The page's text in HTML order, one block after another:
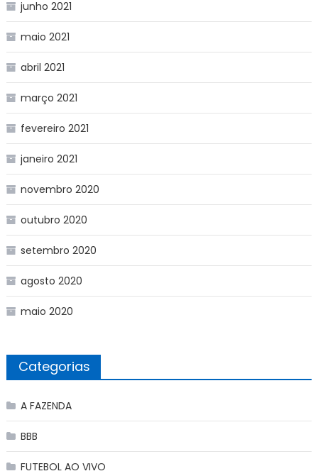
junho 2021
maio 2021
abril 2021
março 2021
fevereiro 2021
janeiro 2021
novembro 2020
outubro 2020
setembro 2020
agosto 2020
maio 2020
Categorias
A FAZENDA
BBB
FUTEBOL AO VIVO